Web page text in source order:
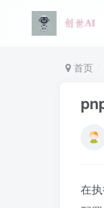
首页
在